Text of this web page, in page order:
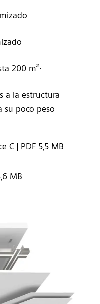
200 m²∙
a la estructura
su poco peso
C | PDF 5,5 MB
MB